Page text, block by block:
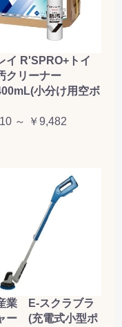
イ R'SPRO+トイ
クリーナー
小分け用空ボ
～ ￥9,482
業 E-スクラブラ
ー (充電式小型ポ